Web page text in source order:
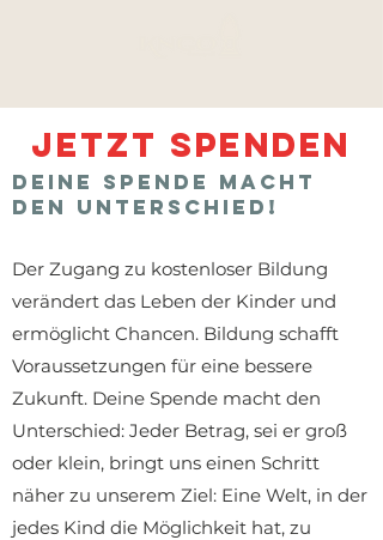
Jetzt Spenden
Deine Spende macht
den Unterschied!
Der Zugang zu kostenloser Bildung
verändert das Leben der Kinder und
ermöglicht Chancen. Bildung schafft
Voraussetzungen für eine bessere
Zukunft. Deine Spende macht den
Unterschied: Jeder Betrag, sei er groß
oder klein, bringt uns einen Schritt
näher zu unserem Ziel: Eine Welt, in der
jedes Kind die Möglichkeit hat, zu